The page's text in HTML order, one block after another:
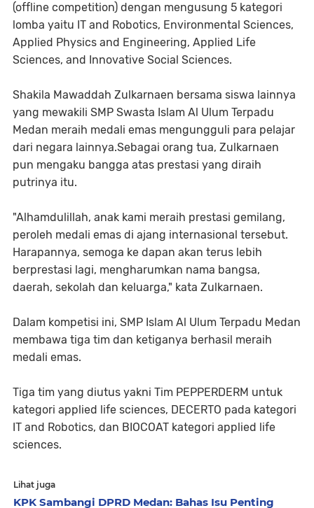
(offline competition) dengan mengusung 5 kategori
lomba yaitu IT and Robotics, Environmental Sciences,
Applied Physics and Engineering, Applied Life
Sciences, and Innovative Social Sciences.
Shakila Mawaddah Zulkarnaen bersama siswa lainnya
yang mewakili SMP Swasta Islam Al Ulum Terpadu
Medan meraih medali emas mengungguli para pelajar
dari negara lainnya.Sebagai orang tua, Zulkarnaen
pun mengaku bangga atas prestasi yang diraih
putrinya itu.
"Alhamdulillah, anak kami meraih prestasi gemilang,
peroleh medali emas di ajang internasional tersebut.
Harapannya, semoga ke dapan akan terus lebih
berprestasi lagi, mengharumkan nama bangsa,
daerah, sekolah dan keluarga," kata Zulkarnaen.
Dalam kompetisi ini, SMP Islam Al Ulum Terpadu Medan
membawa tiga tim dan ketiganya berhasil meraih
medali emas.
Tiga tim yang diutus yakni Tim PEPPERDERM untuk
kategori applied life sciences, DECERTO pada kategori
IT and Robotics, dan BIOCOAT kategori applied life
sciences.
Lihat juga
KPK Sambangi DPRD Medan: Bahas Isu Penting